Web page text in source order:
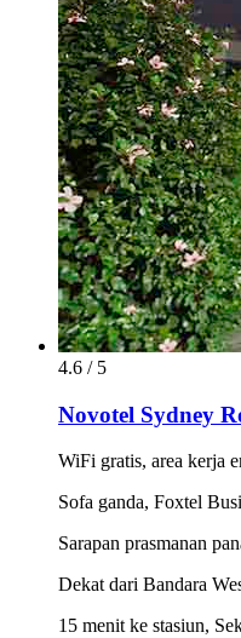
4.6 / 5
Novotel Sydney
WiFi gratis, area kerja
Sofa ganda, Foxtel
Sarapan prasmanan
Dekat dari Bandara
15 menit ke stasiun,